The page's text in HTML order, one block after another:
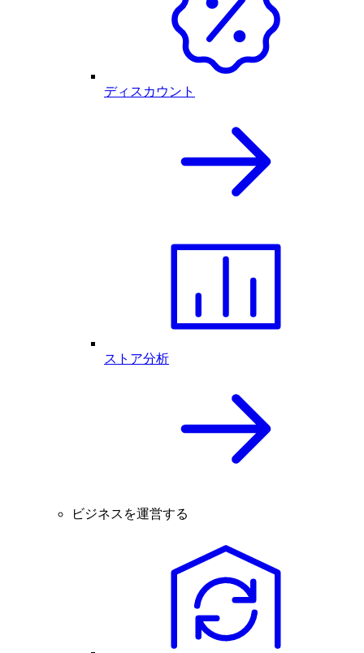
ディスカウント
ストア分析
ビジネスを運営する